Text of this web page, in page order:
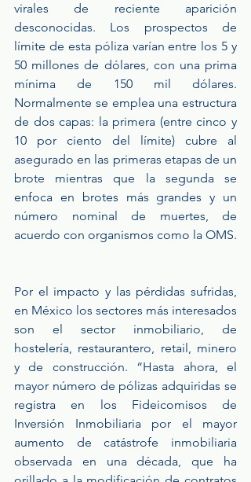
virales de reciente aparición
desconocidas. Los prospectos de
límite de esta póliza varían entre los 5 y
50 millones de dólares, con una prima
mínima de 150 mil dólares.
Normalmente se emplea una estructura
de dos capas: la primera (entre cinco y
10 por ciento del límite) cubre al
asegurado en las primeras etapas de un
brote mientras que la segunda se
enfoca en brotes más grandes y un
número nominal de muertes, de
Por el impacto y las pérdidas sufridas,
en México los sectores más interesados
son el sector inmobiliario, de
hostelería, restaurantero, retail, minero
y de construcción. “Hasta ahora, el
mayor número de pólizas adquiridas se
registra en los Fideicomisos de
Inversión Inmobiliaria por el mayor
aumento de catástrofe inmobiliaria
observada en una década, que ha